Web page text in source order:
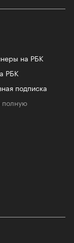
на РБК
РБК
подписка
полную